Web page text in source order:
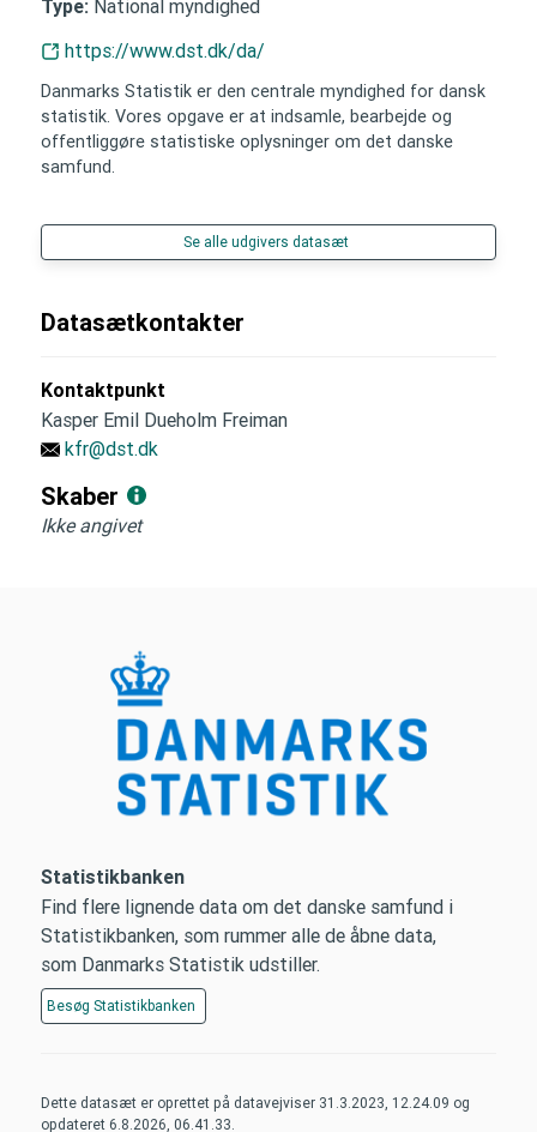
Type: National myndighed
https://www.dst.dk/da/
Danmarks Statistik er den centrale myndighed for dansk
statistik. Vores opgave er at indsamle, bearbejde og
offentliggøre statistiske oplysninger om det danske
samfund.
Se alle udgivers datasæt
Datasætkontakter
Kontaktpunkt
Kasper Emil Dueholm Freiman
kfr@dst.dk
Skaber
Ikke angivet
Statistikbanken
Find flere lignende data om det danske samfund i
Statistikbanken, som rummer alle de åbne data,
som Danmarks Statistik udstiller.
Besøg Statistikbanken
Dette datasæt er oprettet på datavejviser 31.3.2023, 12.24.09 og
opdateret 6.8.2026, 06.41.33